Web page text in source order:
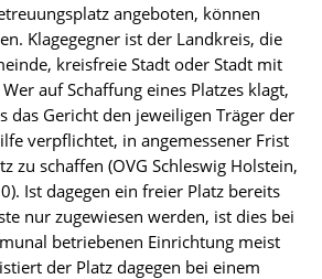
angeboten, können
Klagegegner ist der Landkreis, die
kreisfreie Stadt oder Stadt mit
auf Schaffung eines Platzes klagt,
das Gericht den jeweiligen Träger der
verpflichtet, in angemessener Frist
zu schaffen (OVG Schleswig Holstein,
Ist dagegen ein freier Platz bereits
nur zugewiesen werden, ist dies bei
betriebenen Einrichtung meist
der Platz dagegen bei einem